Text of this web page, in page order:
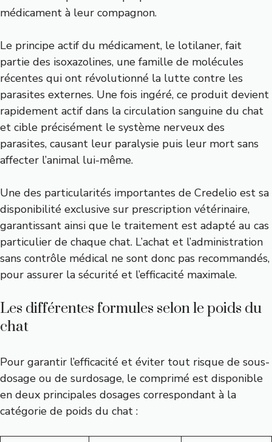
médicament à leur compagnon.
Le principe actif du médicament, le lotilaner, fait
partie des isoxazolines, une famille de molécules
récentes qui ont révolutionné la lutte contre les
parasites externes. Une fois ingéré, ce produit devient
rapidement actif dans la circulation sanguine du chat
et cible précisément le système nerveux des
parasites, causant leur paralysie puis leur mort sans
affecter l’animal lui-même.
Une des particularités importantes de Credelio est sa
disponibilité exclusive sur prescription vétérinaire,
garantissant ainsi que le traitement est adapté au cas
particulier de chaque chat. L’achat et l’administration
sans contrôle médical ne sont donc pas recommandés,
pour assurer la sécurité et l’efficacité maximale.
Les différentes formules selon le poids du
chat
Pour garantir l’efficacité et éviter tout risque de sous-
dosage ou de surdosage, le comprimé est disponible
en deux principales dosages correspondant à la
catégorie de poids du chat :